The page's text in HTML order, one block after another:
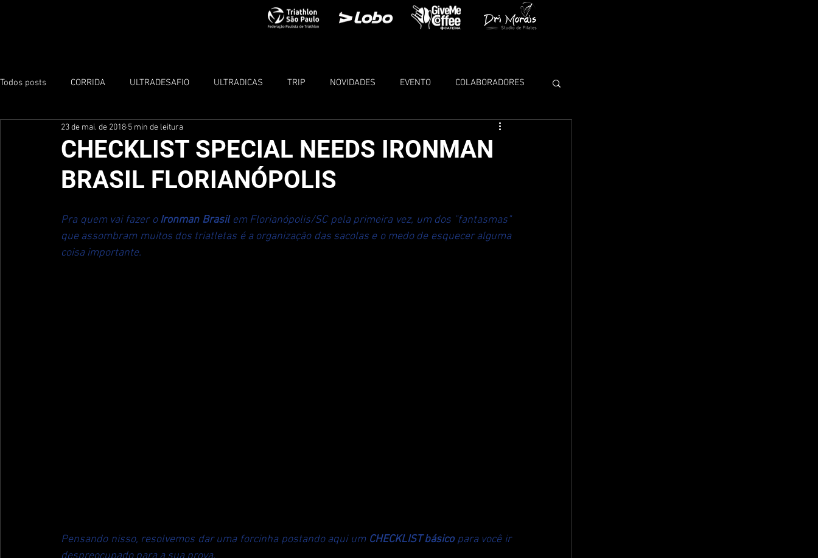
Todos posts CORRIDA ULTRADESAFIO ULTRADICAS TRIP NOVIDADES EVENTO COLABORADORES
TRIATHLON
CHECKLIST SPECIAL NEEDS IRONMAN
BRASIL FLORIANÓPOLIS
23 de mai. de 2018 5 min de leitura
Pra quem vai fazer o Ironman Brasil em Florianópolis/SC pela primeira vez, um dos "fantasmas"
que assombram muitos dos triatletas é a organização das sacolas e o medo de esquecer alguma
coisa importante.
Pensando nisso, resolvemos dar uma forcinha postando aqui um CHECKLIST básico para você ir